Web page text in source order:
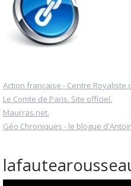
Action française - Centre Royaliste
Le Comte de Paris. Site officiel.
Maurras.net.
Géo Chroniques - le blogue